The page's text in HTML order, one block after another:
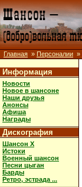
Главная » Персоналии »
Информация
Новости
Новое в шансоне
Наши друзья
Анонсы
Афиша
Награды
Дискография
Шансон X
Истоки
Военный шансон
Песни цыган
Барды
Ретро, эстрада ...